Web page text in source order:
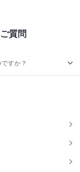
質問
すか？